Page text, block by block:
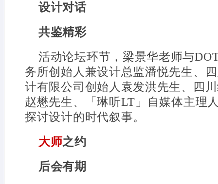
设计对话
共鉴精彩
活动论坛环节，梁景华老师与
务所创始人兼设计总监潘悦先生、
计有限公司创始人袁发洪先生、四
赵懋先生、「琳听LT」自媒体主理
探讨设计的时代叙事。
大师之约
后会有期